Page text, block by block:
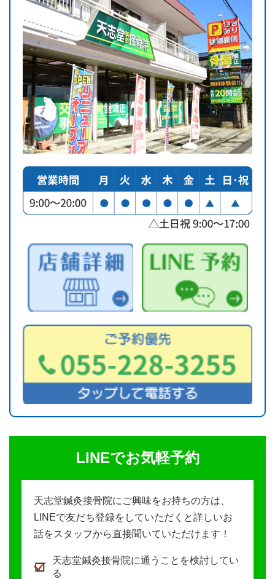
LINEでお気軽予約
天志堂鍼灸接骨院にご興味をお持ちの方は、
LINEで友だち登録をしていただくと詳しいお
話をスタッフから直接聞いていただけます！
天志堂鍼灸接骨院に通うことを検討してい
る